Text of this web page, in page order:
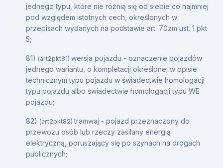
jednego typu, które nie różnią się od siebie co najmniej
pod względem istotnych cech, określonych w
przepisach wydanych na podstawie art. 70zm ust. 1 pkt
5;
81) (art2pkt81) wersja pojazdu - oznaczenie pojazdów
jednego wariantu, o kompletacji określonej w opisie
technicznym typu pojazdu w świadectwie homologacji
typu pojazdu albo świadectwie homologacji typu WE
pojazdu;
82) (art2pkt82)tramwaj - pojazd przeznaczony do
przewozu osób lub rzeczy zasilany energią
elektryczną, poruszający się po szynach na drogach
publicznych;